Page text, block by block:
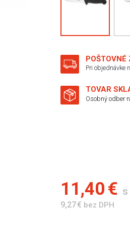
POŠTOVNÉ
Pri objednávke
TOVAR
Osobný odber
11,40 € s
9,27 € bez DPH